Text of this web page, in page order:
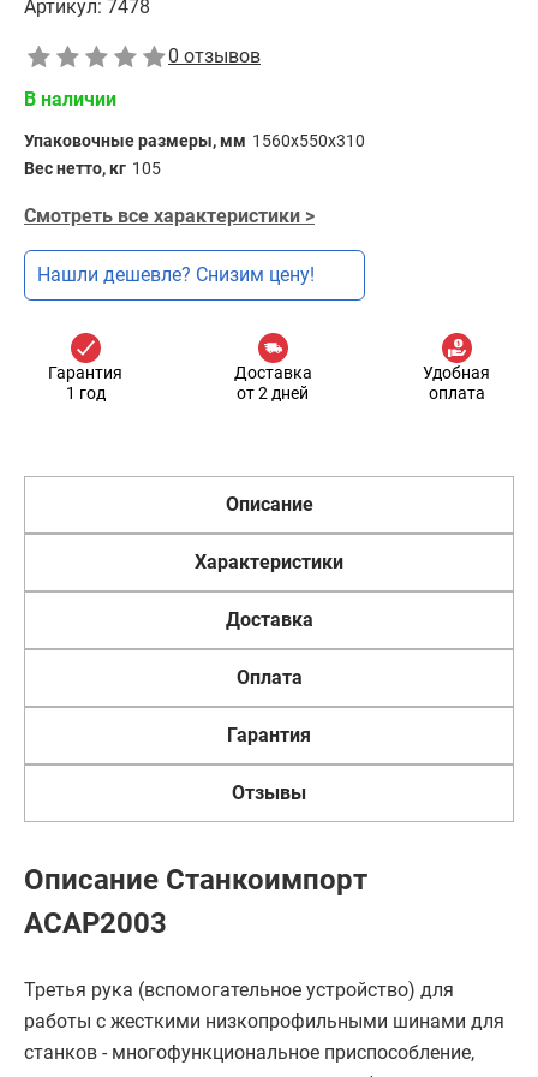
Артикул: 7478
0 отзывов
В наличии
Упаковочные размеры, мм 1560х550х310
Вес нетто, кг 105
Смотреть все характеристики >
Нашли дешевле? Снизим цену!
Гарантия
1 год
Доставка
от 2 дней
Удобная
оплата
Описание
Характеристики
Доставка
Оплата
Гарантия
Отзывы
Описание Станкоимпорт
ACAP2003
Третья рука (вспомогательное устройство) для
работы с жесткими низкопрофильными шинами для
станков - многофункциональное приспособление,